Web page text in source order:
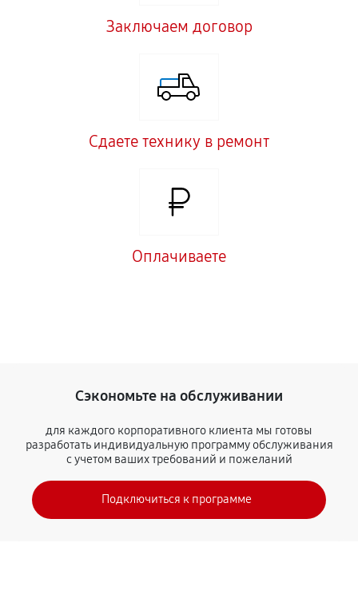
Заключаем договор
Сдаете технику в ремонт
Оплачиваете
Сэкономьте на обслуживании
для каждого корпоративного клиента мы готовы
разработать индивидуальную программу обслуживания
с учетом ваших требований и пожеланий
Подключиться к программе